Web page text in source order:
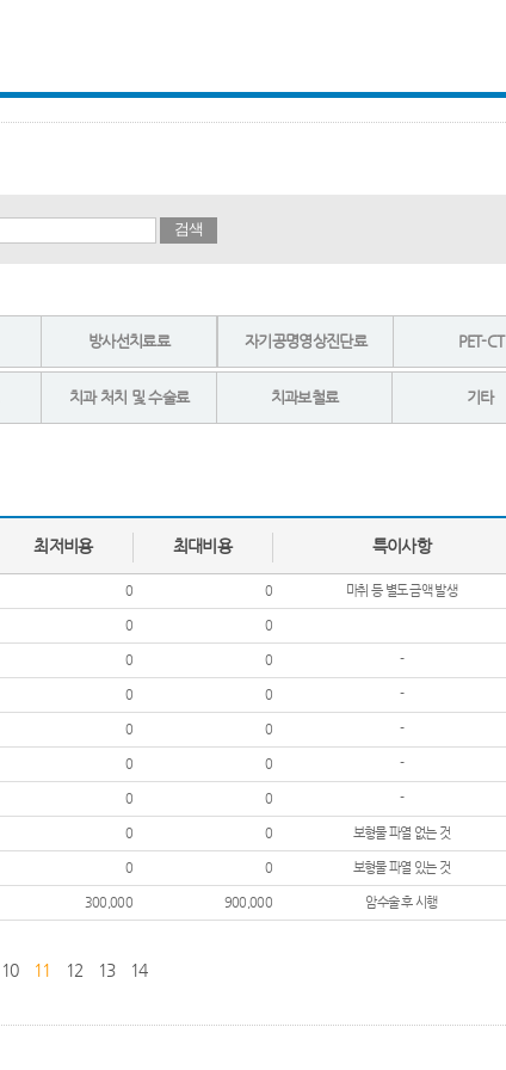
검색
방사선치료료 자기공명영상진단료 PET-CT
치과 처치 및 수술료 치과보철료 기타
최저비용 최대비용 특이사항
0 0 마취 등 별도 금액 발생
0 0
0 0 -
0 0 -
0 0 -
0 0 -
0 0 -
0 0 보형물 파열 없는 것
0 0 보형물 파열 있는 것
300,000 900,000 암수술 후 시행
10 11 12 13 14